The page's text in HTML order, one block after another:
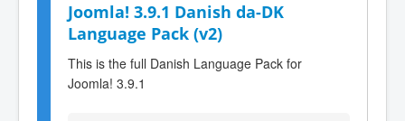
Joomla! 3.9.1 Danish da-DK
Language Pack (v2)
This is the full Danish Language Pack for
Joomla! 3.9.1